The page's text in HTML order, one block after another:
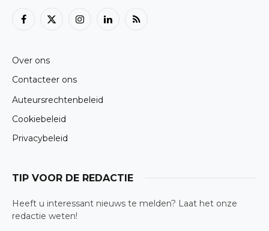
Facebook
X
InstagramLinkedInRSS
Over ons
Contacteer ons
Auteursrechtenbeleid
Cookiebeleid
Privacybeleid
TIP VOOR DE REDACTIE
Heeft u interessant nieuws te melden? Laat het onze
redactie weten!